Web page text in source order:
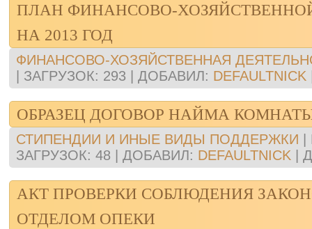
ПЛАН ФИНАНСОВО-
НА 2013 ГОД
ФИНАНСОВО-ХОЗЯЙСТВЕННАЯ
ЗАГРУЗОК: 293 ДОБАВИЛ: DEFAULTNICK
ОБРАЗЕЦ ДОГОВОР НАЙМА
СТИПЕНДИИ И ИНЫЕ ВИДЫ ПОДДЕРЖКИ
ЗАГРУЗОК: 48 ДОБАВИЛ: DEFAULTNICK
АКТ ПРОВЕРКИ СОБЛЮДЕНИЯ
ОТДЕЛОМ ОПЕКИ